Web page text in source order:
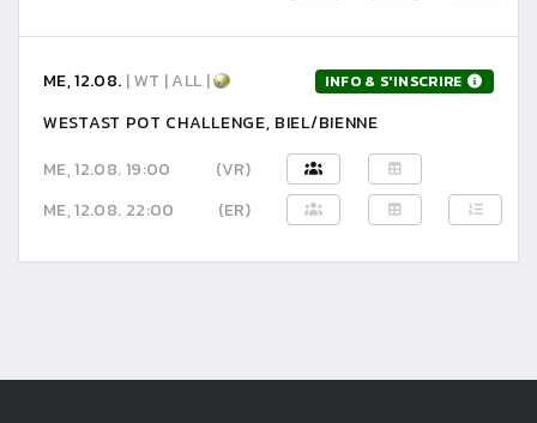
ME, 12.08. | WT | ALL | INFO & S'INSCRIRE
WESTAST POT CHALLENGE, BIEL/BIENNE
ME, 12.08. 19:00
(VR)
ME, 12.08. 22:00
(ER)